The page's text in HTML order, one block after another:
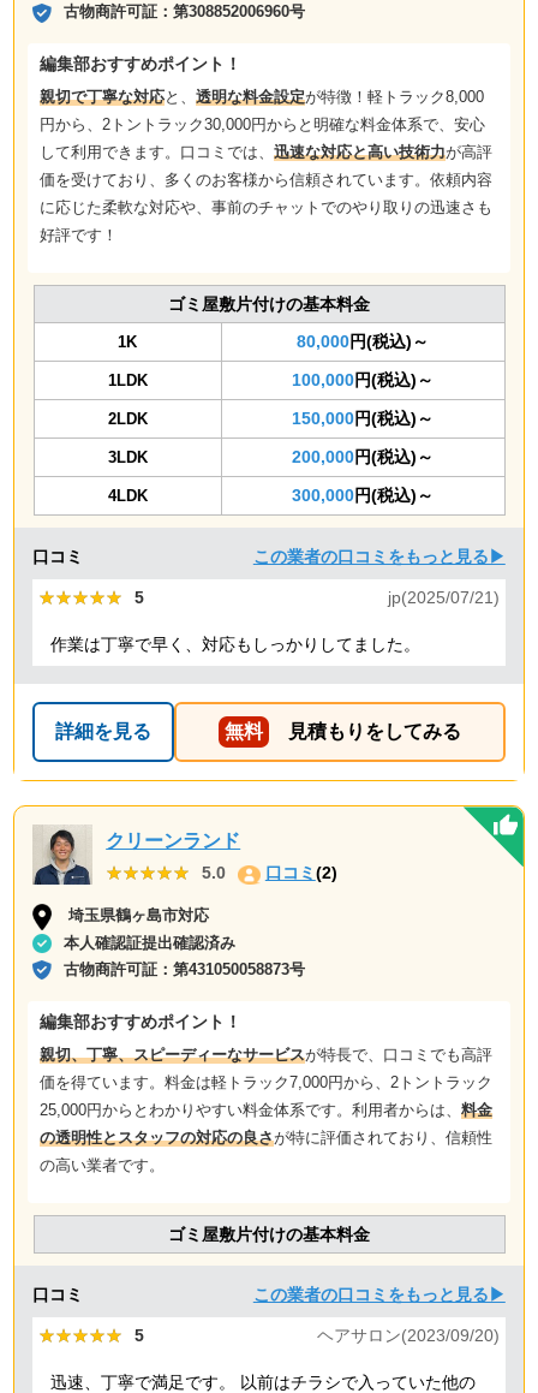
古物商許可証：第308852006960号
編集部おすすめポイント！
親切で丁寧な対応と、 透明な料金設定が特徴！軽トラック8,000
円から、2トントラック30,000円からと明確な料金体系で、安心
して利用できます。口コミでは、 迅速な対応と高い技術力が高評
価を受けており、多くのお客様から信頼されています。依頼内容
に応じた柔軟な対応や、事前のチャットでのやり取りの迅速さも
好評です！
ゴミ屋敷片付けの基本料金
1K 80,000円(税込)～
1LDK 100,000円(税込)～
2LDK 150,000円(税込)～
3LDK 200,000円(税込)～
4LDK 300,000円(税込)～
口コミ この業者の口コミをもっと見る▶
★★★★★
★★★★★ 5 jp(2025/07/21)
作業は丁寧で早く、対応もしっかりしてました。
詳細を見る 無料 見積もりをしてみる
クリーンランド
★★★★★
★★★★★ 5.0 口コミ(2)
埼玉県鶴ヶ島市対応
本人確認証提出確認済み
古物商許可証：第431050058873号
編集部おすすめポイント！
親切、丁寧、スピーディーなサービスが特長で、口コミでも高評
価を得ています。料金は軽トラック7,000円から、2トントラック
25,000円からとわかりやすい料金体系です。利用者からは、 料金
の透明性とスタッフの対応の良さが特に評価されており、信頼性
の高い業者です。
ゴミ屋敷片付けの基本料金
口コミ この業者の口コミをもっと見る▶
★★★★★
★★★★★ 5 ヘアサロン(2023/09/20)
迅速、丁寧で満足です。 以前はチラシで入っていた他の